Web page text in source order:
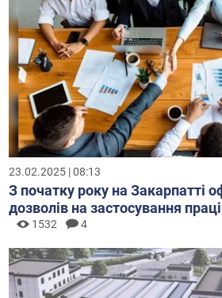
23.02.2025 | 08:13
З початку року на Закарпатті
дозволів на застосування
1532 4